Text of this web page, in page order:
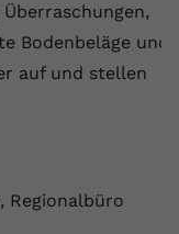
Bodenbeläge und
auf und stellen
Regionalbüro